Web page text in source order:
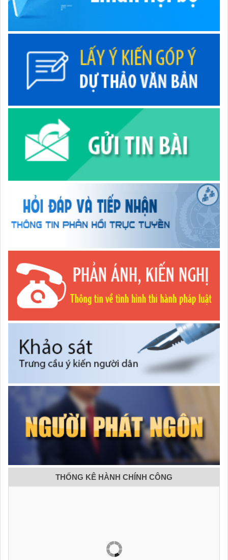
THỐNG KÊ HÀNH CHÍNH CÔNG